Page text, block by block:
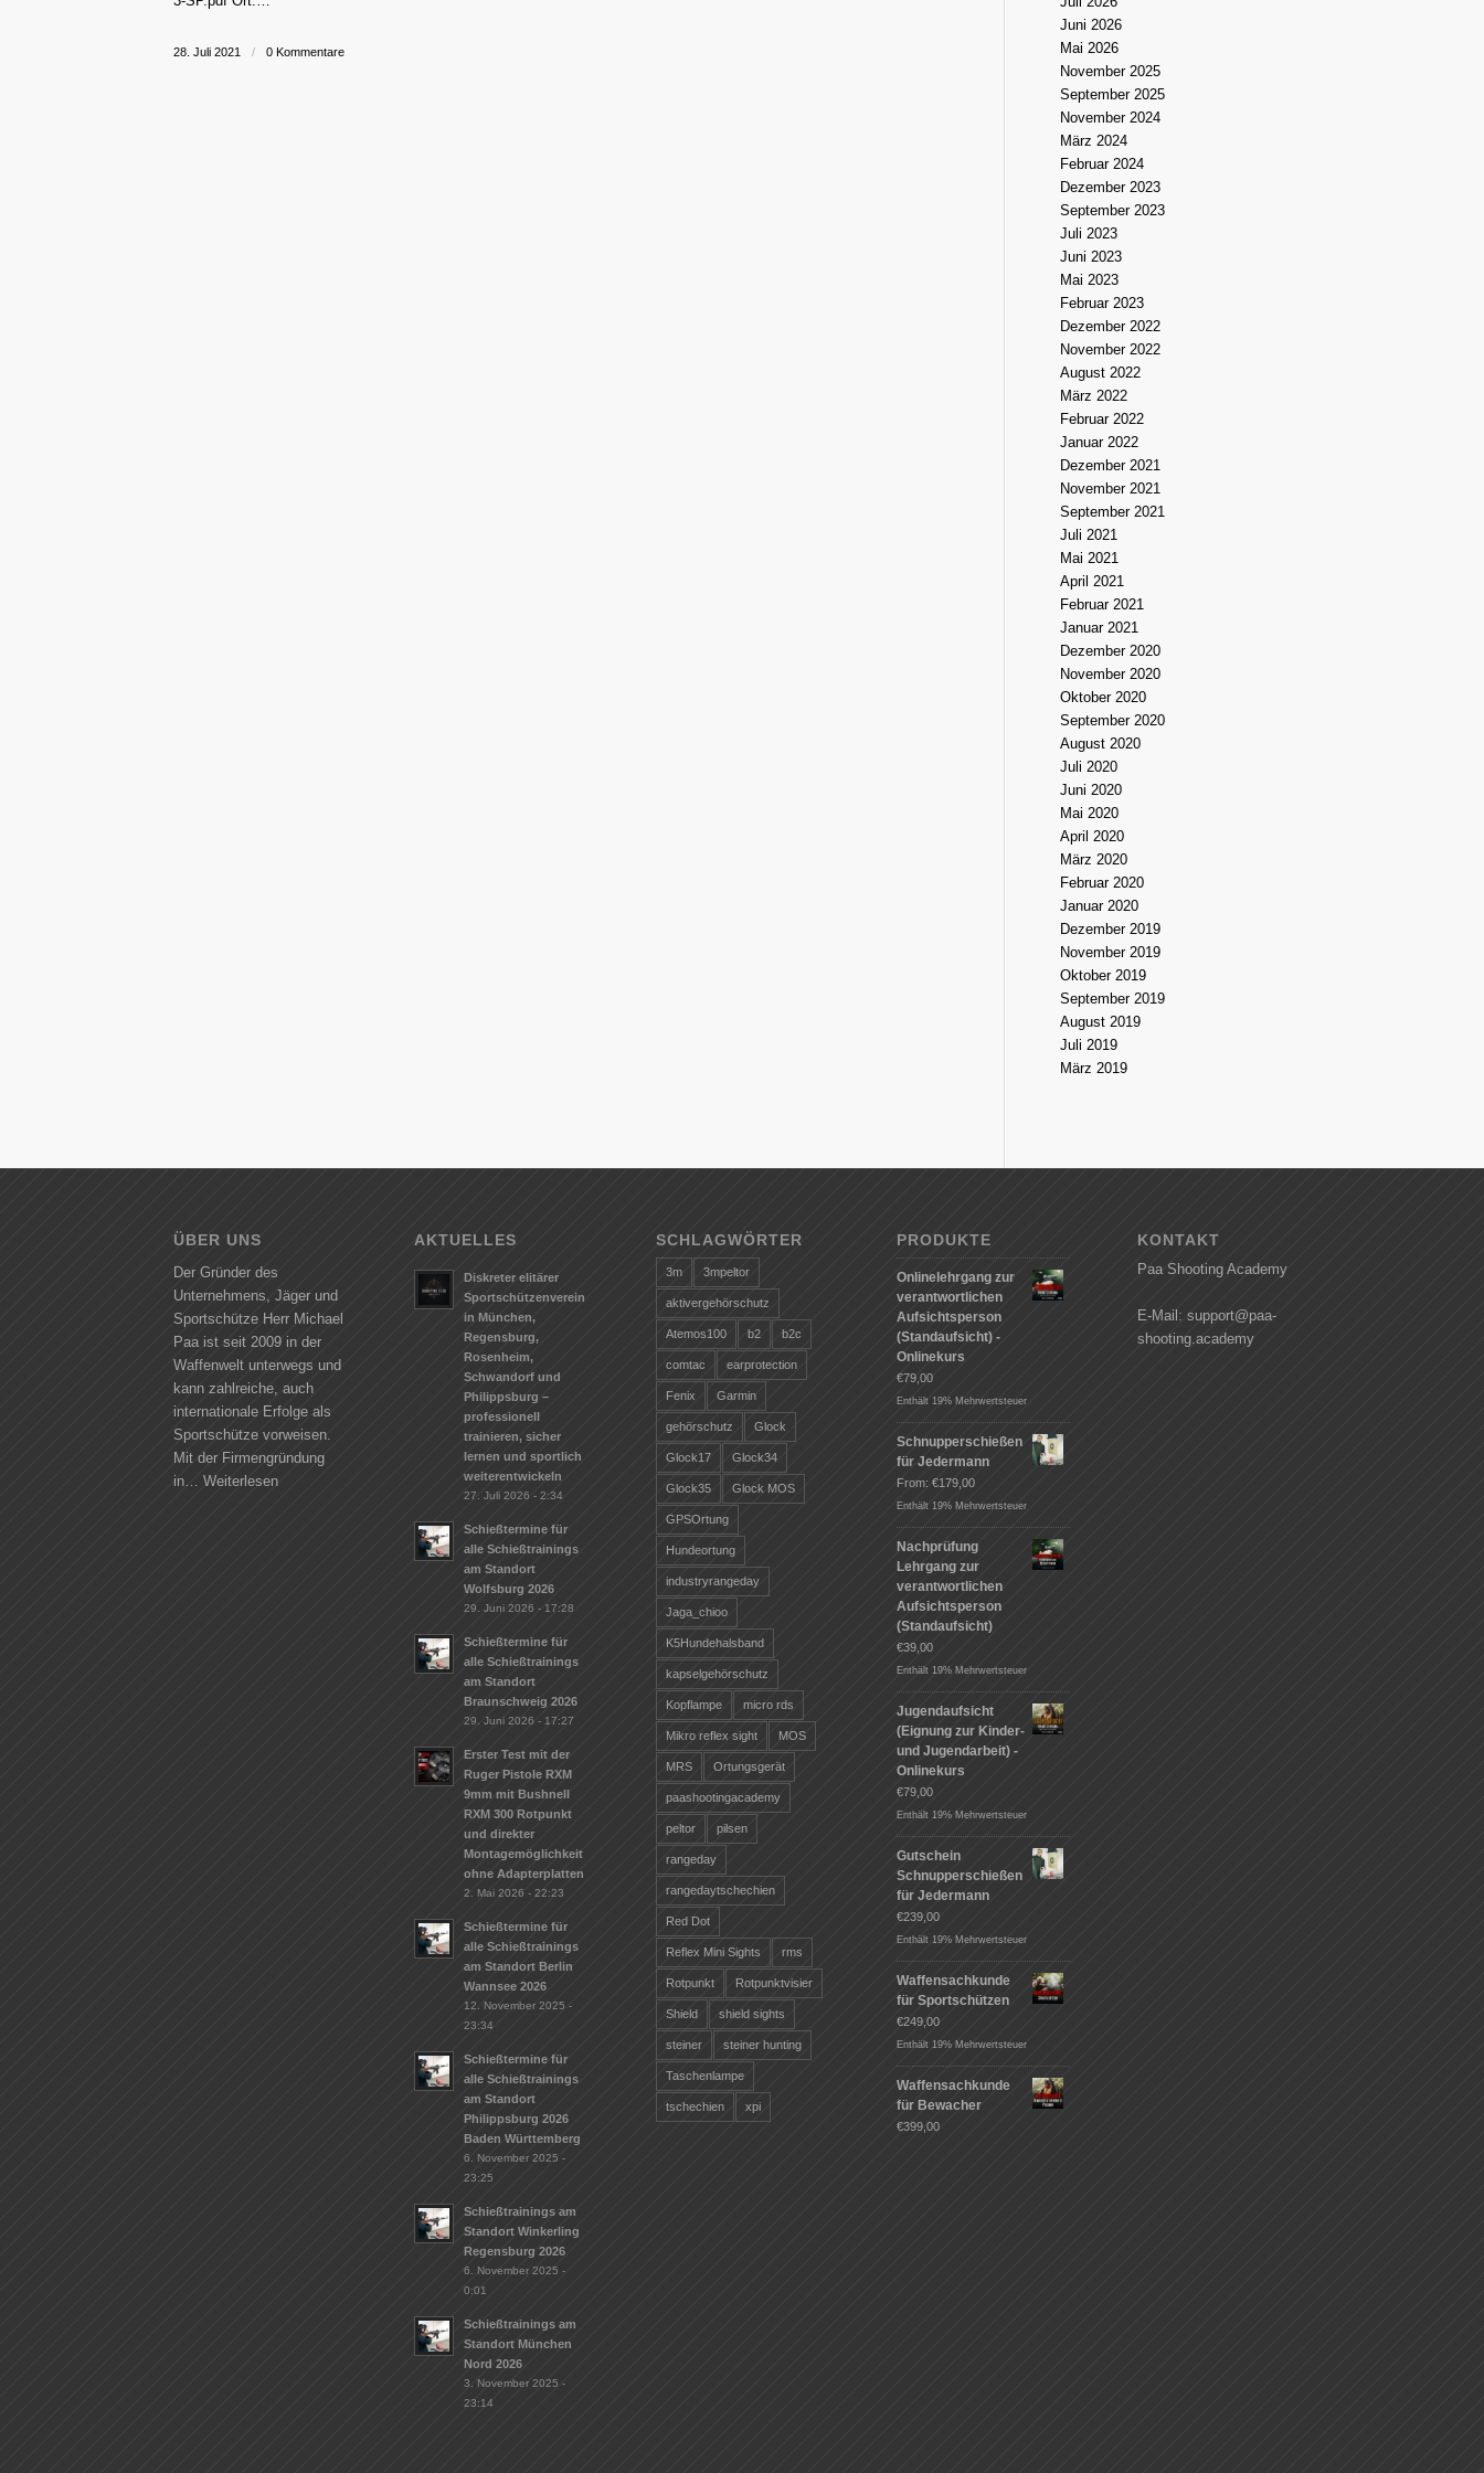
28. Juli 2021 / 0 Kommentare
Juni 2026
Mai 2026
November 2025
September 2025
November 2024
März 2024
Februar 2024
Dezember 2023
September 2023
Juli 2023
Juni 2023
Mai 2023
Februar 2023
Dezember 2022
November 2022
August 2022
März 2022
Februar 2022
Januar 2022
Dezember 2021
November 2021
September 2021
Juli 2021
Mai 2021
April 2021
Februar 2021
Januar 2021
Dezember 2020
November 2020
Oktober 2020
September 2020
August 2020
Juli 2020
Juni 2020
Mai 2020
April 2020
März 2020
Februar 2020
Januar 2020
Dezember 2019
November 2019
Oktober 2019
September 2019
August 2019
Juli 2019
März 2019
ÜBER UNS
Der Gründer des
Unternehmens, Jäger und
Sportschütze Herr Michael
Paa ist seit 2009 in der
Waffenwelt unterwegs und
kann zahlreiche, auch
internationale Erfolge als
Sportschütze vorweisen.
Mit der Firmengründung
in… Weiterlesen
AKTUELLES
Diskreter elitärer
Sportschützenverein
in München,
Regensburg,
Rosenheim,
Schwandorf und
Philippsburg –
professionell
trainieren, sicher
lernen und sportlich
weiterentwickeln
27. Juli 2026 - 2:34
Schießtermine für
alle Schießtrainings
am Standort
Wolfsburg 2026
29. Juni 2026 - 17:28
Schießtermine für
alle Schießtrainings
am Standort
Braunschweig 2026
29. Juni 2026 - 17:27
Erster Test mit der
Ruger Pistole RXM
9mm mit Bushnell
RXM 300 Rotpunkt
und direkter
Montagemöglichkeit
ohne Adapterplatten
2. Mai 2026 - 22:23
Schießtermine für
alle Schießtrainings
am Standort Berlin
Wannsee 2026
12. November 2025 -
23:34
Schießtermine für
alle Schießtrainings
am Standort
Philippsburg 2026
Baden Württemberg
6. November 2025 -
23:25
Schießtrainings am
Standort Winkerling
Regensburg 2026
6. November 2025 -
0:01
Schießtrainings am
Standort München
Nord 2026
3. November 2025 -
23:14
SCHLAGWÖRTER
3m 3mpeltor
aktivergehörschutz
Atemos100 b2 b2c
comtac earprotection
Fenix Garmin
gehörschutz Glock
Glock17 Glock34
Glock35 Glock MOS
GPSOrtung
Hundeortung
industryrangeday
Jaga_chioo
K5Hundehalsband
kapselgehörschutz
Kopflampe micro rds
Mikro reflex sight MOS
MRS Ortungsgerät
paashootingacademy
peltor pilsen
rangeday
rangedaytschechien
Red Dot
Reflex Mini Sights rms
Rotpunkt Rotpunktvisier
Shield shield sights
steiner steiner hunting
Taschenlampe
tschechien xpi
PRODUKTE
Onlinelehrgang zur
verantwortlichen
Aufsichtsperson
(Standaufsicht) -
Onlinekurs
€79,00
Enthält 19% Mehrwertsteuer
Schnupperschießen
für Jedermann
From:€179,00
Enthält 19% Mehrwertsteuer
Nachprüfung
Lehrgang zur
verantwortlichen
Aufsichtsperson
(Standaufsicht)
€39,00
Enthält 19% Mehrwertsteuer
Jugendaufsicht
(Eignung zur Kinder-
und Jugendarbeit) -
Onlinekurs
€79,00
Enthält 19% Mehrwertsteuer
Gutschein
Schnupperschießen
für Jedermann
€239,00
Enthält 19% Mehrwertsteuer
Waffensachkunde
für Sportschützen
€249,00
Enthält 19% Mehrwertsteuer
Waffensachkunde
für Bewacher
€399,00
KONTAKT
Paa Shooting Academy
E-Mail: support@paa-
shooting.academy